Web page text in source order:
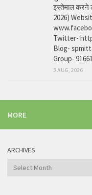
इस्तेमाल करने
2026)
Twitter-
Blog-
Group-
3 AUG, 2026
MORE
ARCHIVES
Archives